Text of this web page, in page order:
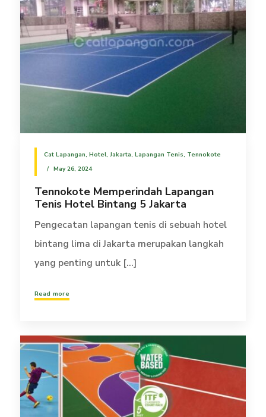
Cat Lapangan, Hotel, Jakarta, Lapangan Tenis, Tennokote
May 26, 2024
Tennokote Memperindah Lapangan
Tenis Hotel Bintang 5 Jakarta
Pengecatan lapangan tenis di sebuah hotel
bintang lima di Jakarta merupakan langkah
yang penting untuk [...]
Read more